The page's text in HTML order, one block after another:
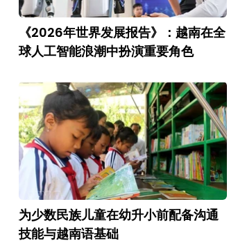
《2026年世界发展报告》：越南在全
球人工智能浪潮中扮演重要角色
为少数民族儿童在幼升小前配备沟通
技能与越南语基础